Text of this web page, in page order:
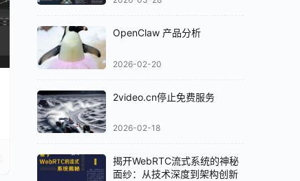
OpenClaw 产品分析
2026-02-20
2video.cn停止免费服务
2026-02-18
揭开WebRTC流式系统的神秘
面纱：从技术深度到架构创新